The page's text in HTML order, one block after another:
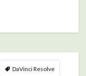
DaVinci Resolve